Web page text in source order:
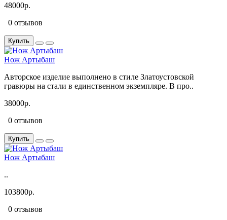
48000р.
0 отзывов
Купить
Нож Артыбаш
Авторское изделие выполнено в стиле Златоустовской
гравюры на стали в единственном экземпляре. В про..
38000р.
0 отзывов
Купить
Нож Артыбаш
..
103800р.
0 отзывов